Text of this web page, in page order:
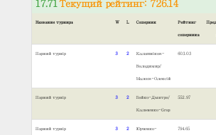
17.71 Текущий рейтинг: 726.14
Название турнира W L Соперник Рейтинг
соперника
Парний турнір 3 2 Калашніков-
Володимир/
Малєєв-Олексій
603.03
Парний турнір 3 2 Бойко-Дмитро/
Кальченко-Єгор
552.97
Парний турнір 3 2 Юрченко- 794.65